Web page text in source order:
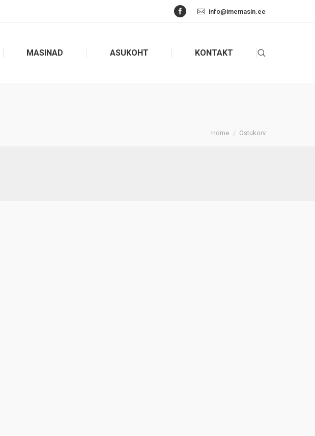
Facebook info@imemasin.ee
MASINAD ASUKOHT KONTAKT Search:
Home Ostukorv